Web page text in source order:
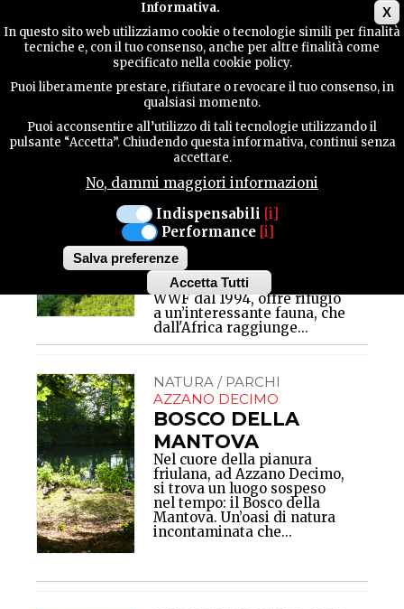
X
Informativa.
In questo sito web utilizziamo cookie o tecnologie simili per finalità
tecniche e, con il tuo consenso, anche per altre finalità come
specificato nella cookie policy.
Puoi liberamente prestare, rifiutare o revocare il tuo consenso, in
qualsiasi momento.
Puoi acconsentire all’utilizzo di tali tecnologie utilizzando il
pulsante “Accetta”. Chiudendo questa informativa, continui senza
accettare.
No, dammi maggiori informazioni
Indispensabili [i]
Performance [i]
Salva preferenze
Accetta Tutti
Withdraw
consent
CONTATTI
Azzano Decimo
NATURA / PARCHI
AZZANO DECIMO
AREA
NATURALISTICA "I
TRE SCALINI DEL
DIAVOLO"
L’area naturalistica
denominata iTre scalini
del Diavolo, gestita dal
WWF dal 1994, offre rifugio
a un’interessante fauna, che
dall'Africa raggiunge...
NATURA / PARCHI
AZZANO DECIMO
BOSCO DELLA
MANTOVA
Nel cuore della pianura
friulana, ad Azzano Decimo,
si trova un luogo sospeso
nel tempo: il Bosco della
Mantova. Un’oasi di natura
incontaminata che...